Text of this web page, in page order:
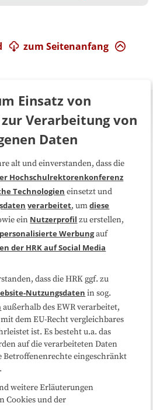
zum Seitenanfang
FAQ
Kooperationen
Impressum
Einsatz von
Verarbeitung von
Daten
alt und einverstanden, dass die
Hochschulrektorenkonferenz
Technologien einsetzt und
verarbeitet, umdiese
ein Nutzerprofil zu erstellen,
personalisierte Werbungauf
der HRK auf Social Media
dass die HRK ggf. zu
Nutzungsdaten in sog.
außerhalb des EWR verarbeitet,
dem EU-Recht vergleichbares
ist. Es besteht u.a. das
auf die verarbeiteten Daten
Betroffenenrechte eingeschränkt
weitere Erläuterungen
Cookies und der